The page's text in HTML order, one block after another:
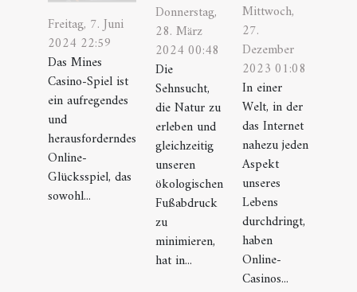
Freitag, 7. Juni
2024 22:59
Das Mines
Casino-Spiel ist
ein aufregendes
und
herausforderndes
Online-
Glücksspiel, das
sowohl...
Donnerstag,
28. März
2024 00:48
Die
Sehnsucht,
die Natur zu
erleben und
gleichzeitig
unseren
ökologischen
Fußabdruck
zu
minimieren,
hat in...
Mittwoch,
27.
Dezember
2023 01:08
In einer
Welt, in der
das Internet
nahezu jeden
Aspekt
unseres
Lebens
durchdringt,
haben
Online-
Casinos...